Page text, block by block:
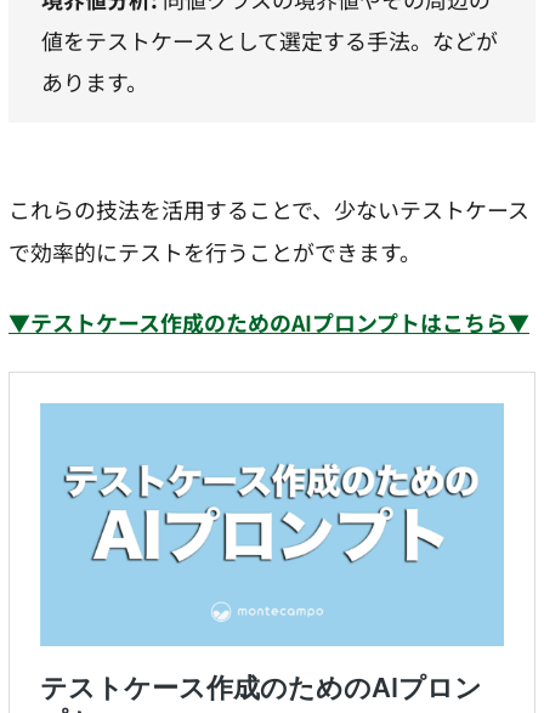
値をテストケースとして選定する手法。などが
あります。
これらの技法を活用することで、少ないテストケース
で効率的にテストを行うことができます。
▼テストケース作成のためのAIプロンプトはこちら▼